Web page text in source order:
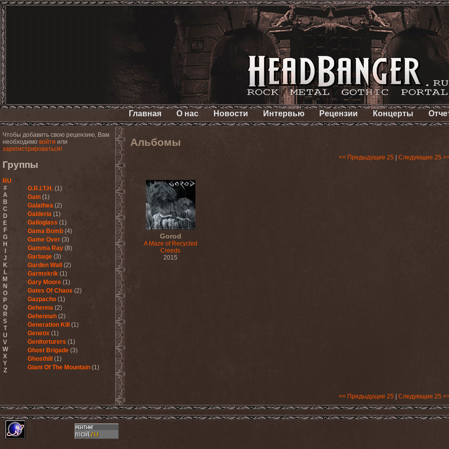
Главная О нас Новости Интервью Рецензии Концерты
Чтобы добавить свою рецензию, Вам
необходимо войти или
зарегистрироваться!
Группы
RU
#
A
B
C
D
E
F
G
H
J
K
L
M
N
O
P
Q
R
S
T
U
V
W
X
Y
Z
G.R.I.T.H. (1)
Gain (1)
Galathea (2)
Galderia (1)
Galloglass (1)
Gama Bomb (4)
Game Over (3)
Gamma Ray (8)
Garbage (3)
Garden Wall
(2)
Garmskrik (1)
Gary Moore (1)
Gates Of Chaos (2)
Gazpacho (1)
Gehenna (2)
Gehennah (2)
Generation Kill
(1)
Genetix (1)
Genitorturers (1)
Ghost Brigade (3)
Ghosthill
(1)
Giant Of The Mountain (1)
Glenn Hughes (2)
Glittertind (2)
(1)
Альбомы
<< Предыдущие 25 Следующие 25
Gorod
A Maze of Recycled
Creeds
2015
<< Предыдущие 25 Следующие 25